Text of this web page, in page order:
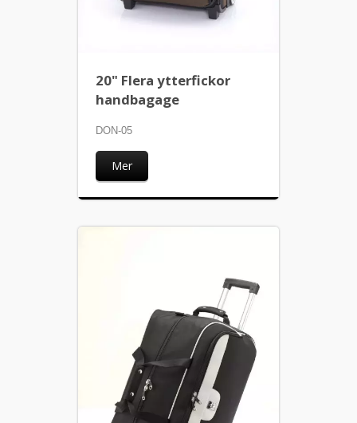
20" Flera ytterfickor
handbagage
DON-05
Mer